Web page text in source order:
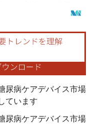
4.0の表示が必要です。
尿病ケアデバイス市場
ています
尿病ケアデバイス市場